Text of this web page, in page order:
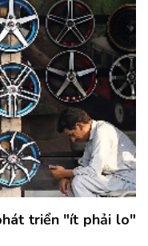
triển "ít phải lo"